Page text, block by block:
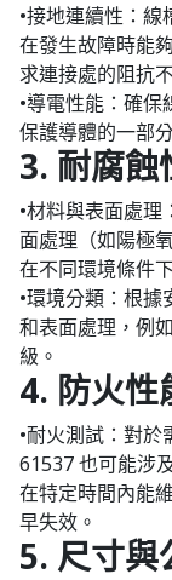
•接地連續性：
在發生故障時能
求連接處的阻抗
•導電性能：確
保護導體的一部
3. 耐腐蝕
•材料與表面處
面處理（如陽極
在不同環境條件
•環境分類：根
和表面處理，例
級。
4. 防火性
•耐火測試：對
61537 也可能涉
在特定時間內能
早失效。
5. 尺寸與